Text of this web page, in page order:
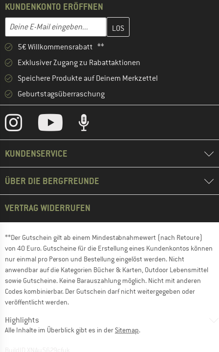
KUNDENKONTO ERÖFFNEN
E-Mail-Adresse
Gib hier deine E-Mail-Adresse ein und erstelle im nächsten
5€ Willkommensrabatt **
Exklusiver Zugang zu Rabattaktionen
Speichere Produkte auf Deinem Merkzettel
Geburtstagsüberraschung
KUNDENSERVICE
ÜBER DIE BERGFREUNDE
VERTRAG WIDERRUFEN
**Der Gutschein gilt ab einem Mindestabnahmewert (nach Retoure)
von 40 Euro. Gutscheine für die Erstellung eines Kundenkontos können
nur einmal pro Person und Bestellung eingelöst werden. Nicht
anwendbar auf die Kategorien Bücher & Karten, Outdoor Lebensmittel
sowie Gutscheine. Keine Barauszahlung möglich. Nicht mit anderen
Codes kombinierbar. Der Gutschein darf nicht weitergegeben oder
veröffentlicht werden.
Highlights
Alle Inhalte im Überblick gibt es in der Sitemap.